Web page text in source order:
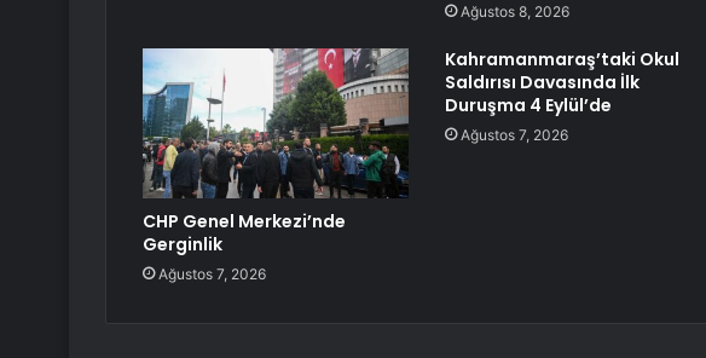
Ağustos 8, 2026
CHP Genel Merkezi’nde
Gerginlik
Ağustos 7, 2026
Kahramanmaraş’taki Okul
Saldırısı Davasında İlk
Duruşma 4 Eylül’de
Ağustos 7, 2026